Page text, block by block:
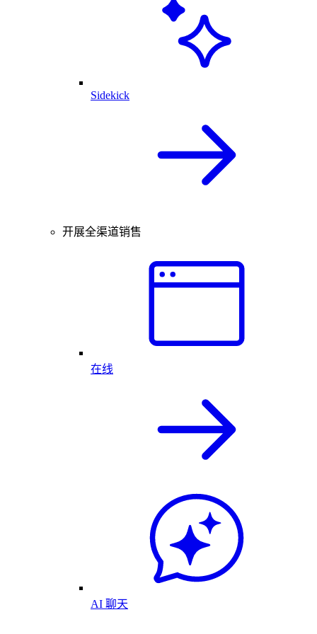
Sidekick
开展全渠道销售
在线
AI 聊天